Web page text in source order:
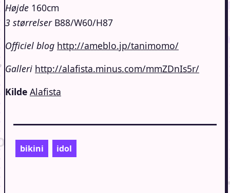
Højde 160cm
3 størrelserB88/W60/H87
Officiel blog http://ameblo.jp/tanimomo/
Galleri http://alafista.minus.com/mmZDnIs5r/
Kilde Alafista
bikini idol